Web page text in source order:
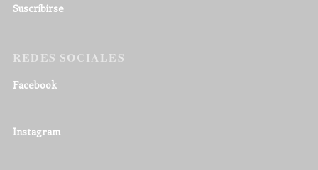
Suscribirse
REDES SOCIALES
Facebook
Instagram